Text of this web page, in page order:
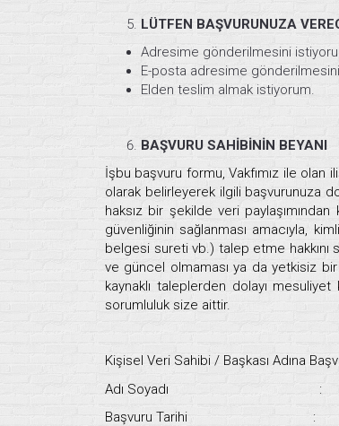
LÜTFEN BAŞVURUNUZA
Adresime gönderilmesini
E-posta adresime
Elden teslim almak istiyorum.
BAŞVURU SAHİBİNİN BEYANI
İşbu başvuru formu, Vakfımız ile olan
olarak belirleyerek ilgili başvurunuza
haksız bir şekilde veri
güvenliğinin sağlanması amacıyla,
belgesi sureti vb.) talep etme hakkını
ve güncel olmaması ya da yetkisiz bir
kaynaklı taleplerden dolayı mesuliyet
sorumluluk size aittir.
Kişisel Veri Sahibi / Başkası Adına
Adı Soyadı :
Başvuru Tarihi :